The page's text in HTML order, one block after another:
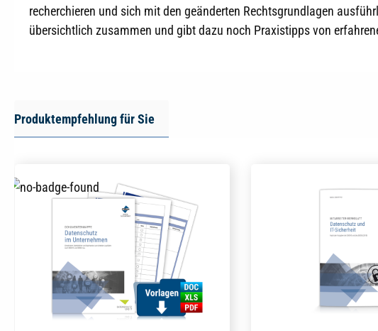
recherchieren und sich mit den geänderten Rechtsgrundlagen
übersichtlich zusammen und gibt dazu noch Praxistipps von
Produktempfehlung für Sie